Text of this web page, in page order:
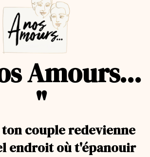
Amours...
"
couple redevienne
endroit où t'épanouir